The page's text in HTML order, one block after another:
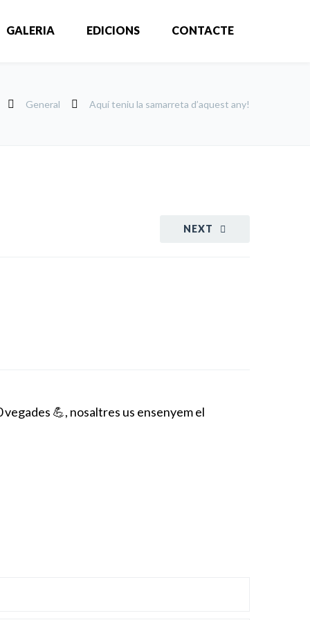
GALERIA EDICIONS CONTACTE
General Aquí teniu la samarreta d’aquest any!
NEXT
vegades 💪, nosaltres us ensenyem el